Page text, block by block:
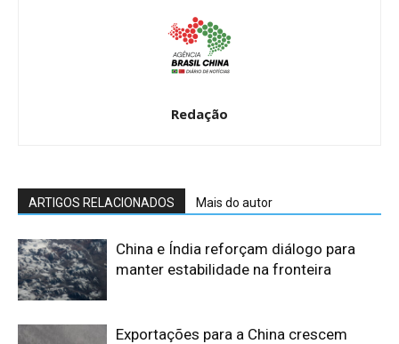
Redação
ARTIGOS RELACIONADOS Mais do autor
China e Índia reforçam diálogo para
manter estabilidade na fronteira
Exportações para a China crescem